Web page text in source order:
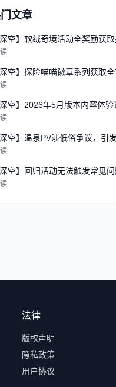
文章
深空】软绒奇境活动全奖励获
深空】探险喵喵徽章系列获取
深空】2026年5月版本内容体验
深空】温泉PV涉低俗争议，引
深空】回归活动无法触发常见
法律
版权声明
隐私政策
用户协议